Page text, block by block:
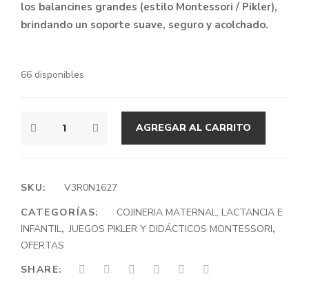
los balancines grandes (estilo Montessori / Pikler),
brindando un soporte suave, seguro y acolchado.
66 disponibles
MACEDOR
BALANCIN
CANTIDAD
AGREGAR AL CARRITO
SKU:
V3R0N1627
CATEGORÍAS:
COJINERIA MATERNAL, LACTANCIA E
INFANTIL,JUEGOS PIKLER Y DIDÁCTICOS MONTESSORI,
OFERTAS
SHARE: